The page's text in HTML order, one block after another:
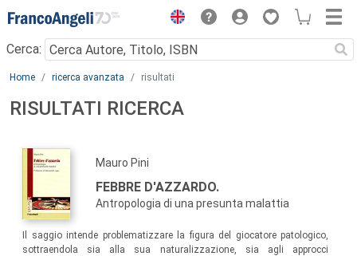
Menu
Cerca:
Main content
Home ricerca avanzata risultati
RISULTATI RICERCA
Mauro Pini
FEBBRE D'AZZARDO.
Antropologia di una presunta malattia
Il saggio intende problematizzare la figura del giocatore patologico,
sottraendola sia alla sua naturalizzazione, sia agli approcci